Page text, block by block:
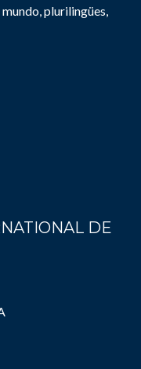
plurilingües,
DE